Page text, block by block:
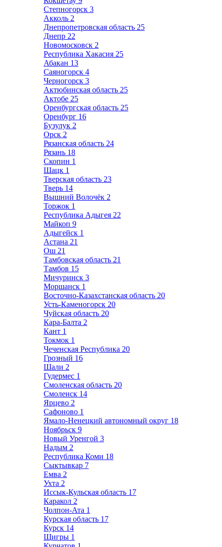
Степногорск 3
Акколь 2
Днепропетровская область 25
Днепр 22
Новомосковск 2
Республика Хакасия 25
Абакан 13
Саяногорск 4
Черногорск 3
Актюбинская область 25
Актобе 25
Оренбургская область 25
Оренбург 16
Бузулук 2
Орск 2
Рязанская область 24
Рязань 18
Скопин 1
Шацк 1
Тверская область 23
Тверь 14
Вышний Волочёк 2
Торжок 1
Республика Адыгея 22
Майкоп 9
Адыгейск 1
Астана 21
Ош 21
Тамбовская область 21
Тамбов 15
Мичуринск 3
Моршанск 1
Восточно-Казахстанская область 20
Усть-Каменогорск 20
Чуйская область 20
Кара-Балта 2
Кант 1
Токмок 1
Чеченская Республика 20
Грозный 16
Шали 2
Гудермес 1
Смоленская область 20
Смоленск 14
Ярцево 2
Сафоново 1
Ямало-Ненецкий автономный округ 18
Ноябрьск 9
Новый Уренгой 3
Надым 2
Республика Коми 18
Сыктывкар 7
Емва 2
Ухта 2
Иссык-Кульская область 17
Каракол 2
Чолпон-Ата 1
Курская область 17
Курск 14
Щигры 1